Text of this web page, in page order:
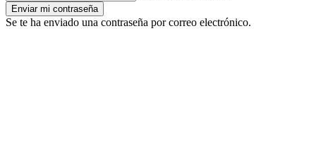
Se te ha enviado una contraseña por correo electrónico.